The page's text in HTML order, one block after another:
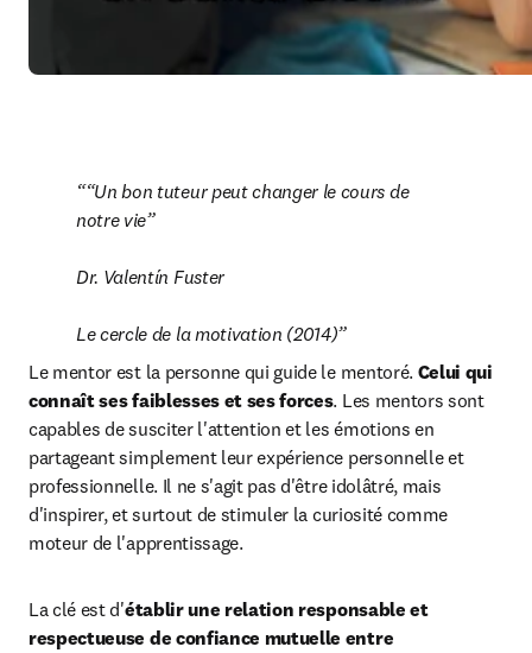
“Un bon tuteur peut changer le cours de
notre vie”
Dr. Valentín Fuster
Le cercle de la motivation (2014)
Le mentor est la personne qui guide le mentoré. Celui qui
connaît ses faiblesses et ses forces. Les mentors sont
capables de susciter l'attention et les émotions en
partageant simplement leur expérience personnelle et
professionnelle. Il ne s'agit pas d'être idolâtré, mais
d'inspirer, et surtout de stimuler la curiosité comme
moteur de l'apprentissage.
La clé est d'établir une relation responsable et
respectueuse de confiance mutuelle entre